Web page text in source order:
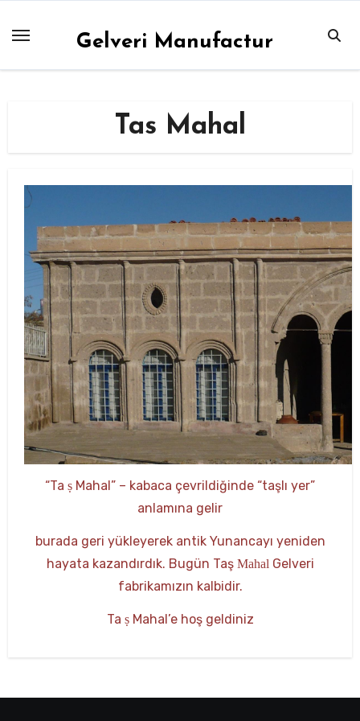
Gelveri Manufactur
Tas Mahal
“Ta ṣ ​​​Mahal” – kabaca çevrildiğinde “taşlı yer”
anlamına gelir
burada geri yükleyerek antik Yunancayı yeniden
hayata kazandırdık. Bugün Taş Mahal Gelveri
fabrikamızın kalbidir.
Ta ṣ Mahal’e hoş geldiniz